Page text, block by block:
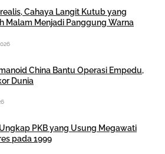
Cahaya Langit Kutub yang
Malam Menjadi Panggung Warna
China Bantu Operasi Empedu,
Dunia
PKB yang Usung Megawati
pada 1999